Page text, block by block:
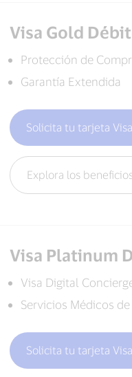
Visa Gold
Protección de
Garantía Extendida
Solicita tu tarjeta
Explora los
Visa Platinum
Visa Digital
Servicios Médicos
Solicita tu tarjeta